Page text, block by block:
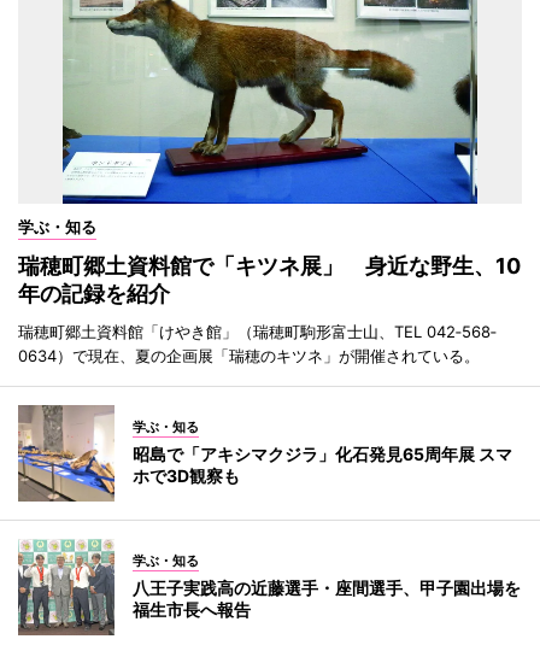
学ぶ・知る
瑞穂町郷土資料館で「キツネ展」 身近な野生、10
年の記録を紹介
瑞穂町郷土資料館「けやき館」（瑞穂町駒形富士山、TEL 042‐568‐
0634）で現在、夏の企画展「瑞穂のキツネ」が開催されている。
学ぶ・知る
昭島で「アキシマクジラ」化石発見65周年展 スマ
ホで3D観察も
学ぶ・知る
八王子実践高の近藤選手・座間選手、甲子園出場を
福生市長へ報告